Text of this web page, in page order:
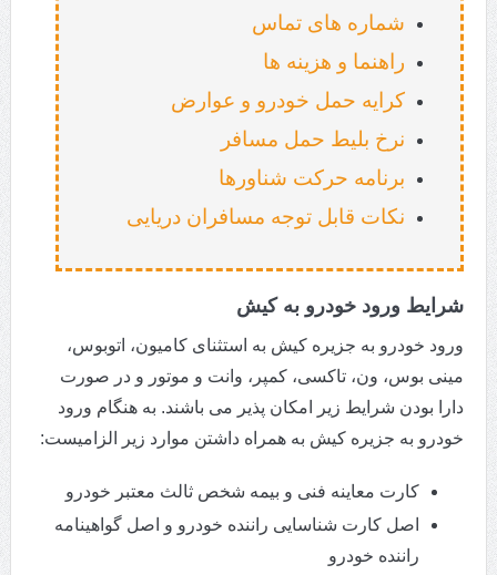
شماره های تماس
راهنما و هزینه ها
کرایه حمل خودرو و عوارض
نرخ بلیط حمل مسافر
برنامه حرکت شناورها
نکات قابل توجه مسافران دریایی
شرایط ورود خودرو به کیش
ورود خودرو به جزیره کیش به استثنای کامیون، اتوبوس،
مینی بوس، ون، تاکسی، کمپر، وانت و موتور و در صورت
دارا بودن شرایط زیر امکان پذیر می باشند. به هنگام ورود
خودرو به جزیره کیش به همراه داشتن موارد زیر الزامیست:
کارت معاینه فنی و بیمه شخص ثالث معتبر خودرو
اصل کارت شناسایی راننده خودرو و اصل گواهینامه
راننده خودرو